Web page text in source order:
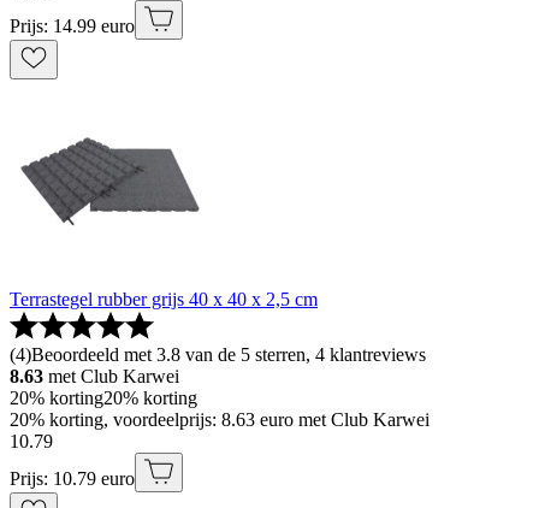
Prijs: 14.99 euro
Terrastegel rubber grijs 40 x 40 x 2,5 cm
(4)Beoordeeld met 3.8 van de 5 sterren, 4 klantreviews
8.63 met Club Karwei
20% korting20% korting
20% korting, voordeelprijs: 8.63 euro met Club Karwei
10.79
Prijs: 10.79 euro